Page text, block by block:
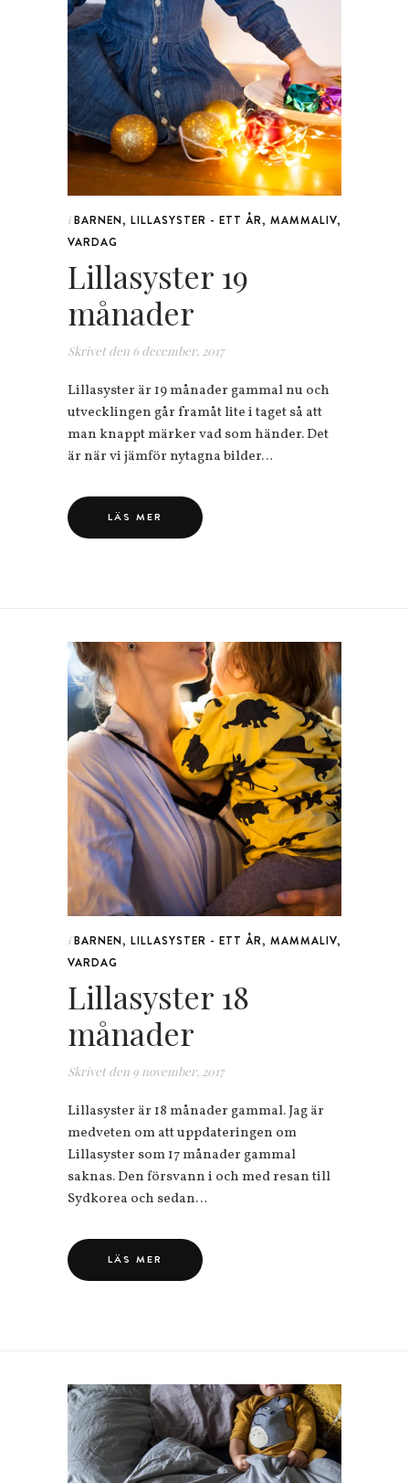
i BARNEN, LILLASYSTER - ETT ÅR, MAMMALIV,
VARDAG
Lillasyster 19
månader
Skrivet den 6 december, 2017
Lillasyster är 19 månader gammal nu och
utvecklingen går framåt lite i taget så att
man knappt märker vad som händer. Det
är när vi jämför nytagna bilder…
LÄS MER
i BARNEN, LILLASYSTER - ETT ÅR, MAMMALIV,
VARDAG
Lillasyster 18
månader
Skrivet den 9 november, 2017
Lillasyster är 18 månader gammal. Jag är
medveten om att uppdateringen om
Lillasyster som 17 månader gammal
saknas. Den försvann i och med resan till
Sydkorea och sedan…
LÄS MER